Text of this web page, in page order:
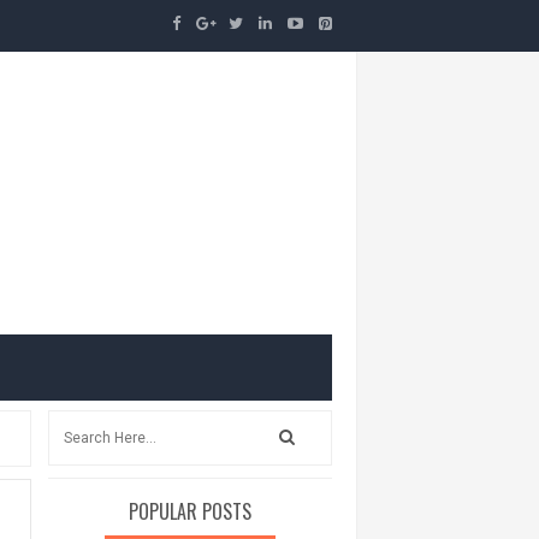
POPULAR POSTS